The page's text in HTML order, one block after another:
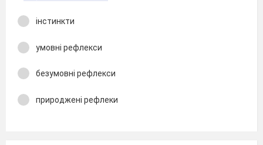
інстинкти
умовні рефлекси
безумовні рефлекси
природжені рефлеки